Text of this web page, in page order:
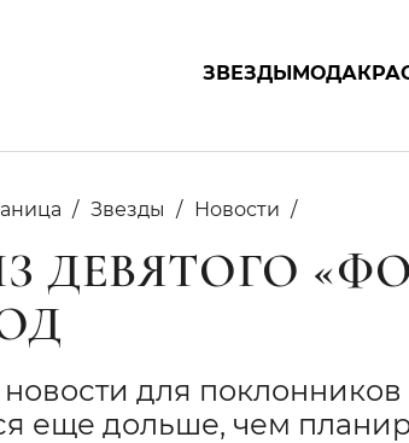
ЗВЕЗДЫМОДА
Звезды Новости
ДЕВЯТОГО
для
еще дольше, чем